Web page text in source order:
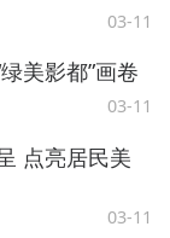
03-11
美影都”画卷
03-11
点亮居民美
03-11